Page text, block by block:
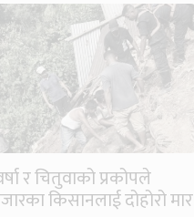
र चितुवाको प्रकोपले
किसानलाई दोहोरो मार